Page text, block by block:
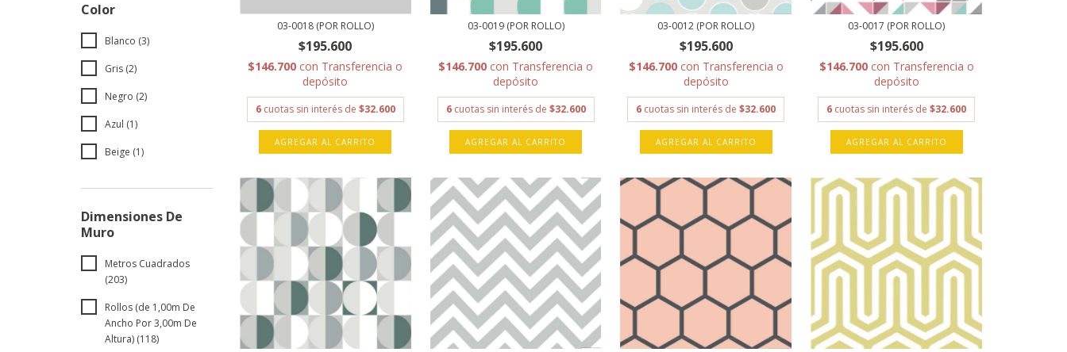
Color
Blanco (3)
Gris (2)
Negro (2)
Azul (1)
Beige (1)
Dimensiones De
Muro
Metros Cuadrados
(203)
Rollos (de 1,00m De
Ancho Por 3,00m De
Altura) (118)
03-0018 (POR ROLLO)
$195.600
$146.700 con Transferencia o
depósito
6 cuotas sin interés de $32.600
AGREGAR AL CARRITO
03-0019 (POR ROLLO)
$195.600
$146.700 con Transferencia o
depósito
6 cuotas sin interés de $32.600
AGREGAR AL CARRITO
03-0012 (POR ROLLO)
$195.600
$146.700 con Transferencia o
depósito
6 cuotas sin interés de$32.600
AGREGAR AL CARRITO
03-0017 (POR ROLLO)
$195.600
$146.700 con Transferencia o
depósito
6 cuotas sin interés de$32.600
AGREGAR AL CARRITO